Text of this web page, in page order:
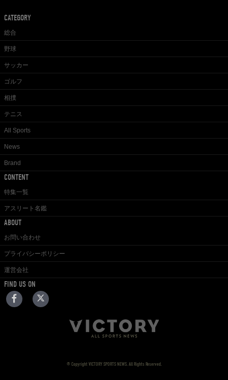
CATEGORY
総合
野球
サッカー
ゴルフ
相撲
テニス
All Sports
News
Brand
CONTENT
特集一覧
アスリート名鑑
ABOUT
お問い合わせ
プライバシーポリシー
運営会社
FIND US ON
© Copyright VICTORY SPORTS NEWS. All Rights Reserved.